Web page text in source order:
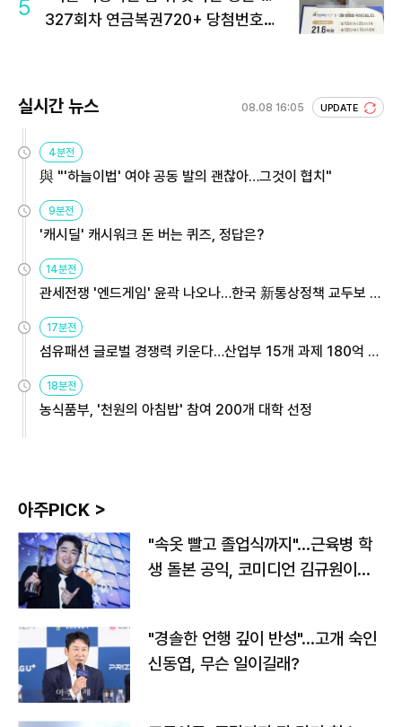
5
327회차 연금복권720+ 당첨번호조
실시간 뉴스 08.08 16:05 UPDATE
4분전
與 "'하늘이법' 여야 공동 발의 괜찮아…그것이 협치"
9분전
'캐시딜' 캐시워크 돈 버는 퀴즈, 정답은?
14분전
관세전쟁 '엔드게임' 윤곽 나오나…한국 新통상정책 교두보 활
용해야
17분전
섬유패션 글로벌 경쟁력 키운다…산업부 15개 과제 180억 지
원
18분전
농식품부, '천원의 아침밥' 참여 200개 대학 선정
아주PICK >
"속옷 빨고 졸업식까지"…근육병 학
생 돌본 공익, 코미디언 김규원이었
"경솔한 언행 깊이 반성"…고개 숙인
신동엽, 무슨 일이길래?